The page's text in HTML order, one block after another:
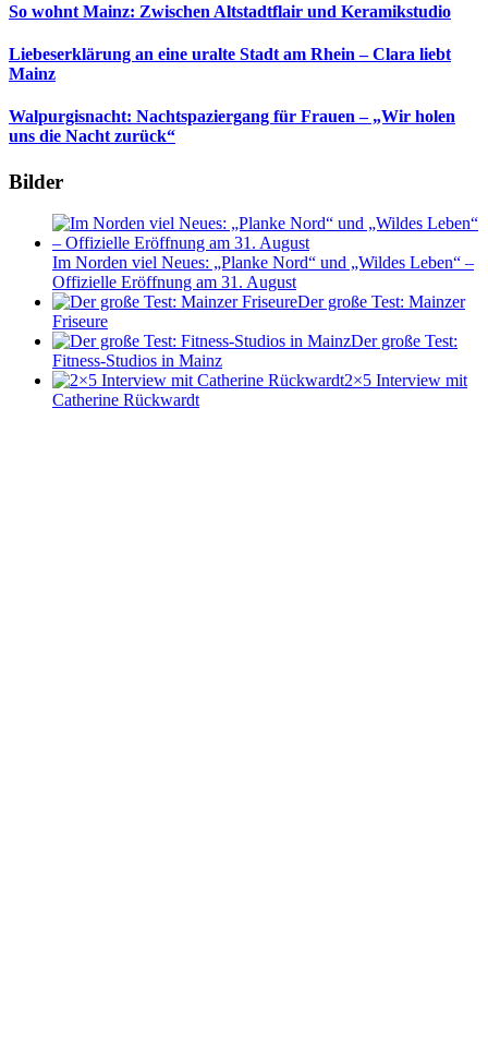
So wohnt Mainz: Zwischen Altstadtflair und Keramikstudio
Liebeserklärung an eine uralte Stadt am Rhein – Clara liebt
Mainz
Walpurgisnacht: Nachtspaziergang für Frauen – „Wir holen
uns die Nacht zurück“
Bilder
Im Norden viel Neues: „Planke Nord“ und „Wildes Leben“ –
Offizielle Eröffnung am 31. August
Der große Test: Mainzer
Friseure
Der große Test:
Fitness-Studios in Mainz
2×5 Interview mit
Catherine Rückwardt